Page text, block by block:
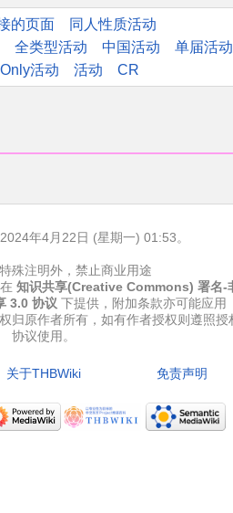
的页面
同人性质活动
全类型活动 中国活动
单届活动
活动 活动 CR
年4月22日 (星期一) 01:53。
殊注明外，禁止商业用途
知识共享(Creative Commons) 署名-
3.0 协议 下提供，附加条款亦可能应用
归原作者所有，如有作者授权则遵照授
协议使用。
关于THBWiki 免责声明